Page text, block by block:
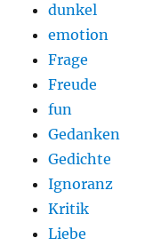
dunkel
emotion
Frage
Freude
fun
Gedanken
Gedichte
Ignoranz
Kritik
Liebe